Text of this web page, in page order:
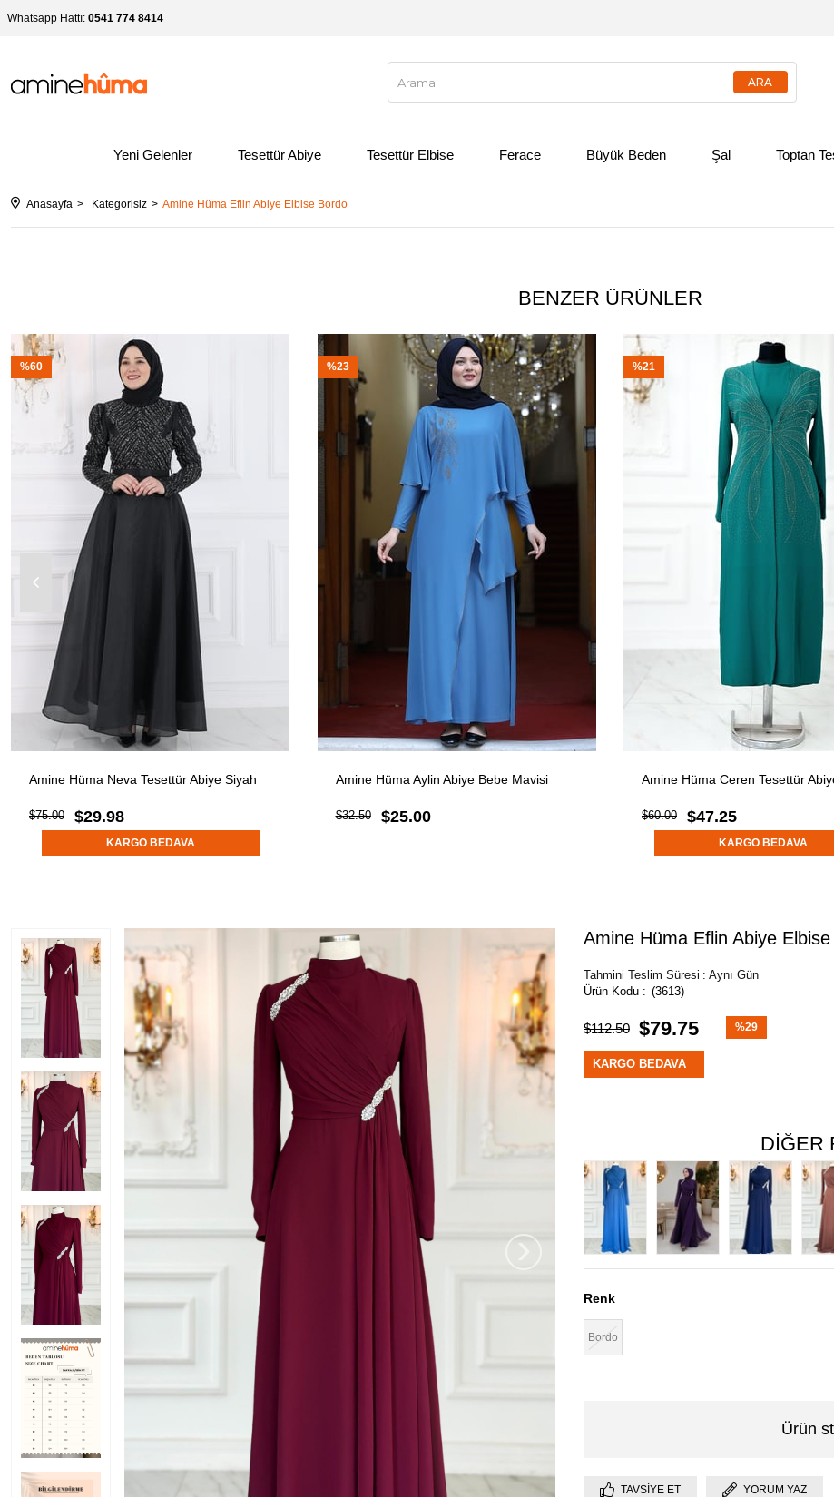
Whatsapp Hattı: 0541 774 8414
Yeni Gelenler Tesettür Abiye Tesettür Elbise Ferace Büyük Beden Şal Toptan
Anasayfa Kategorisiz Amine Hüma Eflin Abiye Elbise Bordo
BENZER ÜRÜNLER
Amine Hüma Neva Tesettür Abiye Siyah
$29.98
$75.00
KARGO BEDAVA
%60
Amine Hüma Aylin Abiye Bebe Mavisi
$25.00
$32.50
%23
$47.25
$60.00
KARGO BEDAVA
%21
›
Amine Hüma Eflin Abiye
Tahmini Teslim Süresi : Aynı Gün
(3613)
$112.50 $79.75 %29
KARGO BEDAVA
DIĞER
Renk
Bordo
Ürün
TAVSIYE ET YORUM YAZ